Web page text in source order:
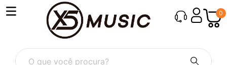
0
O que você procura?